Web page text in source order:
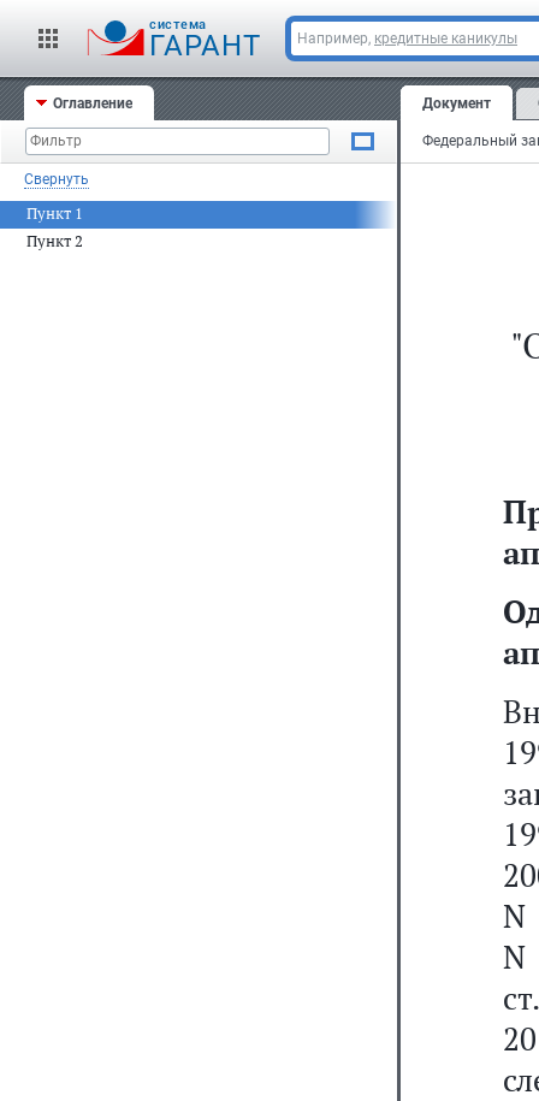
cистема
ГАРАНТ Например, кредитные каникулы
Оглавление
Свернуть
Пункт 1
Пункт 2
Документ
N
N